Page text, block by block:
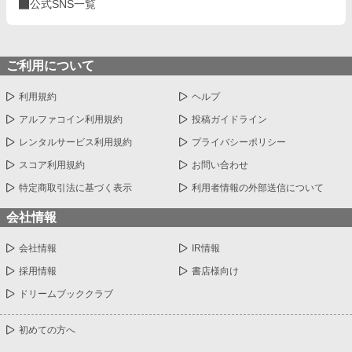
公式SNS一覧
ご利用について
利用規約 ヘルプ
アルファコイン利用規約 投稿ガイドライン
レンタルサービス利用規約 プライバシーポリシー
スコア利用規約 お問い合わせ
特定商取引法に基づく表示 利用者情報の外部送信について
会社情報
会社情報 IR情報
採用情報 書店様向け
ドリームブッククラブ
初めての方へ